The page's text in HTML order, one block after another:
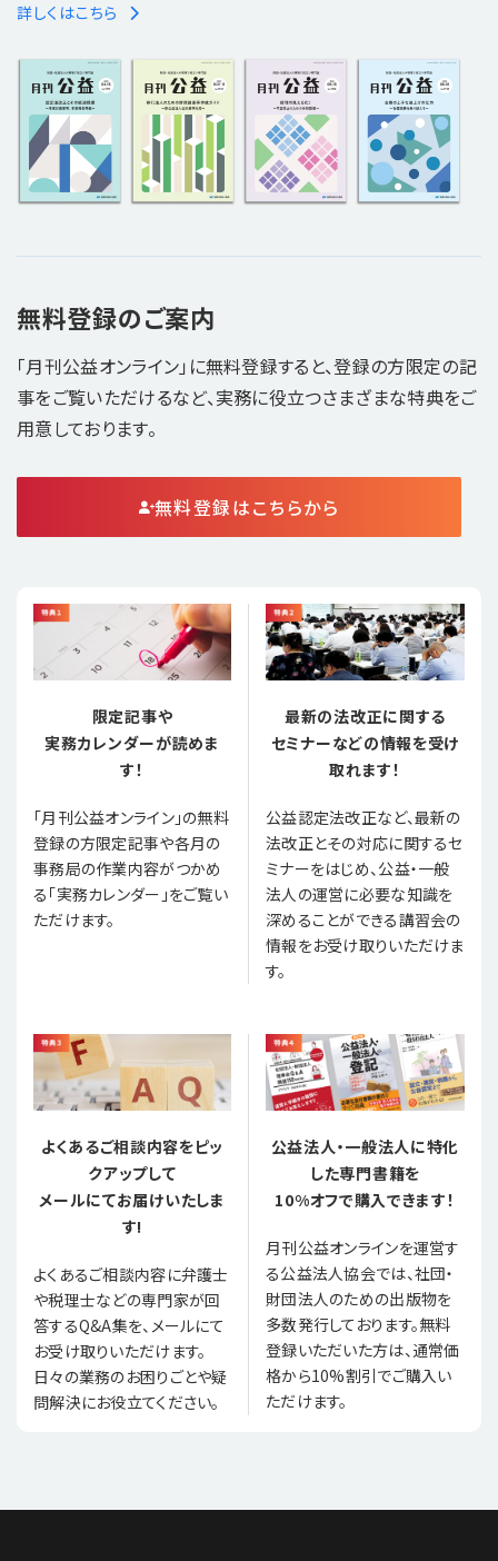
詳しくはこちら
無料登録のご案内
「月刊公益オンライン」に無料登録すると、登録の方限定の記
事をご覧いただけるなど、実務に役立つさまざまな特典をご
用意しております。
無料登録はこちらから
限定記事や
実務カレンダーが読めま
す！
「月刊公益オンライン」の無料
登録の方限定記事や各月の
事務局の作業内容がつかめ
る「実務カレンダー」をご覧い
ただけます。
最新の法改正に関する
セミナーなどの情報を受け
取れます！
公益認定法改正など、最新の
法改正とその対応に関するセ
ミナーをはじめ、公益・一般
法人の運営に必要な知識を
深めることができる講習会の
情報をお受け取りいただけま
す。
よくあるご相談内容をピッ
クアップして
メールにてお届けいたしま
す!
よくあるご相談内容に弁護士
や税理士などの専門家が回
答するQ&A集を、メールにて
お受け取りいただけます。
日々の業務のお困りごとや疑
問解決にお役立てください。
公益法人・一般法人に特化
した専門書籍を
10%オフで購入できます！
月刊公益オンラインを運営す
る公益法人協会では、社団・
財団法人のための出版物を
多数発行しております。無料
登録いただいた方は、通常価
格から10%割引でご購入い
ただけます。